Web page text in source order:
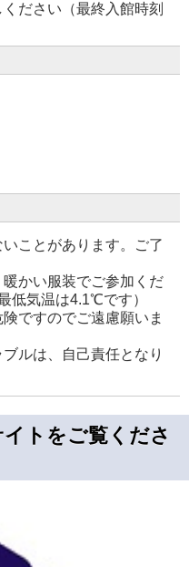
ださい（最終入館時刻
ことがあります。ご了
かい服装でご参加くだ
低気温は4.1℃です）
ですのでご遠慮願いま
ルは、自己責任となり
トをご覧くださ